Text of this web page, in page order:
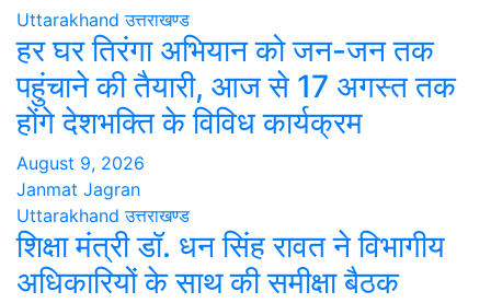
Uttarakhand उत्तराखण्ड
हर घर तिरंगा अभियान को जन-जन तक
पहुंचाने की तैयारी, आज से 17 अगस्त तक
होंगे देशभक्ति के विविध कार्यक्रम
August 9, 2026
Janmat Jagran
Uttarakhand उत्तराखण्ड
शिक्षा मंत्री डॉ. धन सिंह रावत ने विभागीय
अधिकारियों के साथ की समीक्षा बैठक